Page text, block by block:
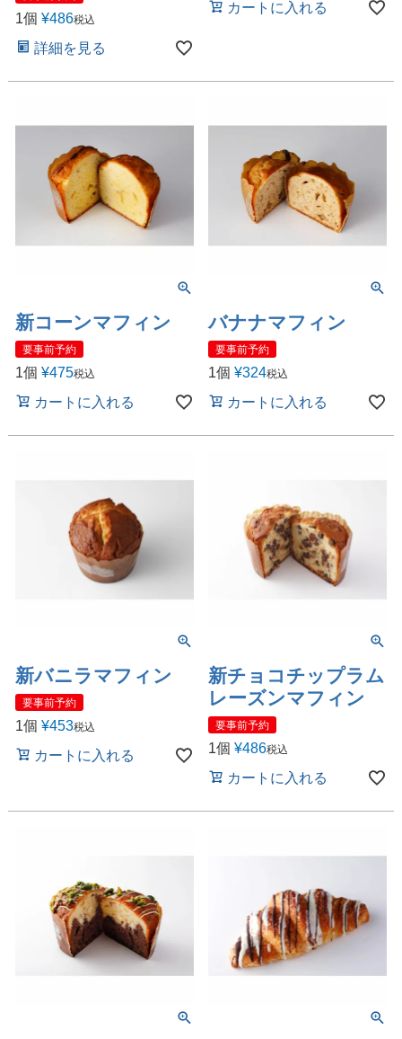
1個 ¥486税込
詳細を見る
カートに入れる
新コーンマフィン
要事前予約
1個 ¥475税込
カートに入れる
バナナマフィン
要事前予約
1個 ¥324税込
カートに入れる
新バニラマフィン
要事前予約
1個 ¥453税込
カートに入れる
新チョコチップラム
レーズンマフィン
要事前予約
1個 ¥486税込
カートに入れる